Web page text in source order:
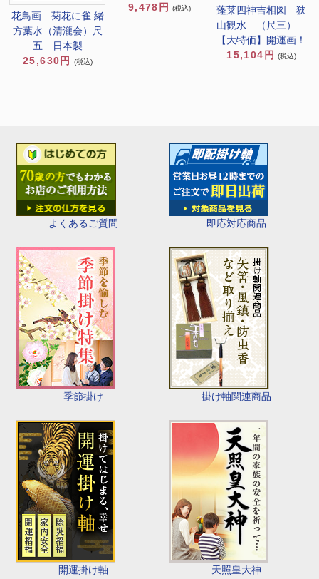
よくあるご質問 即応対応商品
季節掛け 掛け軸関連商品
開運掛け軸 天照皇大神
花鳥画 菊花に雀 緒
方葉水（清瀧会）尺
五 日本製
25,630円
(税込)
9,478円
(税込)
蓬莱四神吉相図 狭
山観水 （尺三）
【大特価】開運画！
15,104円
(税込)